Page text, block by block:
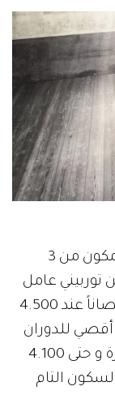
تأتي السيارة بخيار وحيد من المحركات، مكون من 3
بشاحن توربيني عامل
بتقنية Twin Power Turbo بقوة 136 حصاناً عند 4.500
عزم أقصي للدوران
يقدر بـ 200 نيوتن/م، بداية من 1.580 دورة و حتى 4.100
التام